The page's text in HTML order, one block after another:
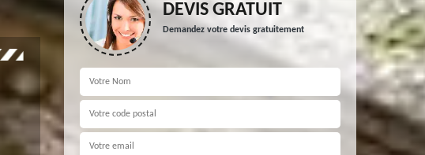
DEVIS GRATUIT
Demandez votre devis gratuitement